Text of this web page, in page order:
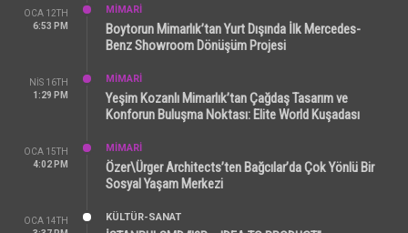
OCA 12TH
6:53 PM
MİMARİ
Boytorun Mimarlık’tan Yurt Dışında İlk Mercedes-
Benz Showroom Dönüşüm Projesi
NIS 16TH
1:29 PM
MİMARİ
Yeşim Kozanlı Mimarlık’tan Çağdaş Tasarım ve
Konforun Buluşma Noktası: Elite World Kuşadası
OCA 15TH
4:02 PM
MİMARİ
Özer\Ürger Architects’ten Bağcılar’da Çok Yönlü Bir
Sosyal Yaşam Merkezi
OCA 14TH
KÜLTÜR-SANAT